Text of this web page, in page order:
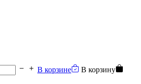
В корзине В корзину